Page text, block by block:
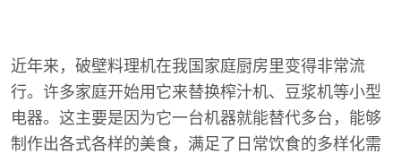
近年来，破壁料理机在我国家庭厨房里变得非常流
行。许多家庭开始用它来替换榨汁机、豆浆机等小型
电器。这主要是因为它一台机器就能替代多台，能够
制作出各式各样的美食，满足了日常饮食的多样化需